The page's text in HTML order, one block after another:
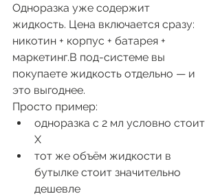
Одноразка уже содержит
жидкость. Цена включается сразу:
никотин + корпус + батарея +
маркетинг.В под-системе вы
покупаете жидкость отдельно — и
это выгоднее.
Просто пример:
одноразка с 2 мл условно стоит
X
тот же объём жидкости в
бутылке стоит значительно
дешевле